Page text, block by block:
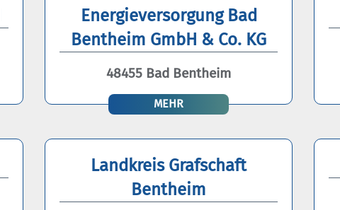
Energieversorgung Bad
Bentheim GmbH & Co. KG
48455 Bad Bentheim
MEHR
Landkreis Grafschaft
Bentheim